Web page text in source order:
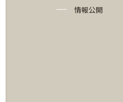
情報公開